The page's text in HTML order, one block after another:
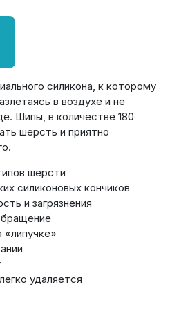
силикона, к которому
в воздухе и не
Шипы, в количестве 180
шерсть и приятно
шерсти
силиконовых кончиков
и загрязнения
«липучке»
удаляется